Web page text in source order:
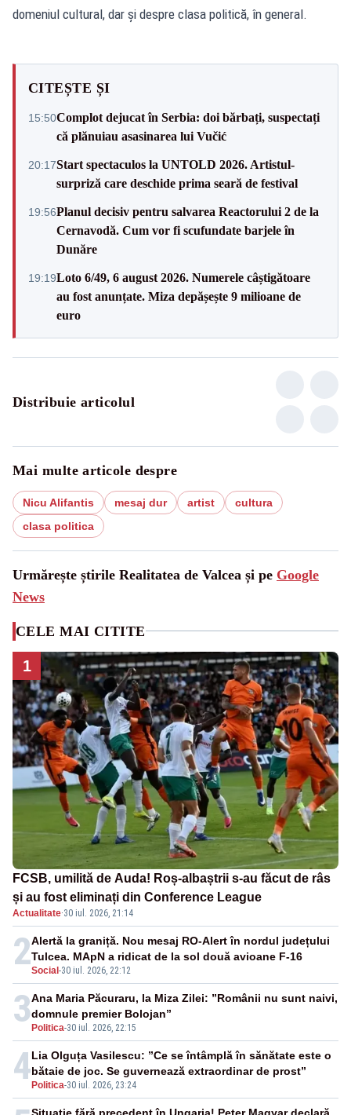
domeniul cultural, dar și despre clasa politică, în general.
CITEȘTE ȘI
15:50Complot dejucat în Serbia: doi bărbați, suspectați
că plănuiau asasinarea lui Vučić
20:17Start spectaculos la UNTOLD 2026. Artistul-
surpriză care deschide prima seară de festival
19:56Planul decisiv pentru salvarea Reactorului 2 de la
Cernavodă. Cum vor fi scufundate barjele în
Dunăre
19:19Loto 6/49, 6 august 2026. Numerele câștigătoare
au fost anunțate. Miza depășește 9 milioane de
euro
Distribuie articolul
Mai multe articole despre
Nicu Alifantis mesaj dur artist
cultura
clasa politica
Urmărește știrile Realitatea de Valcea și pe Google
News
CELE MAI CITITE
1
FCSB, umilită de Auda! Roș-albaștrii s-au făcut de râs
și au fost eliminați din Conference League
Actualitate·30 iul. 2026, 21:14
2Social -30 iul. 2026, 22:12
Alertă la graniță. Nou mesaj RO-Alert în nordul județului
Tulcea. MApN a ridicat de la sol două avioane F-16
3 Politica-30 iul. 2026, 22:15
Ana Maria Păcuraru, la Miza Zilei: ”Românii nu sunt naivi,
domnule premier Bolojan”
4 Politica-30 iul. 2026, 23:24
Lia Olguța Vasilescu: ”Ce se întâmplă în sănătate este o
bătaie de joc. Se guvernează extraordinar de prost”